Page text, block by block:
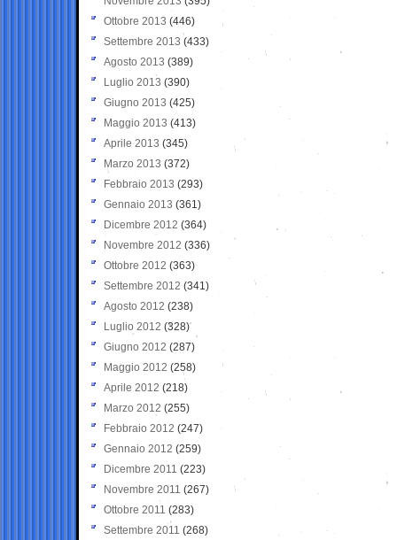
Ottobre 2013 (446)
Settembre 2013 (433)
Agosto 2013 (389)
Luglio 2013 (390)
Giugno 2013 (425)
Maggio 2013 (413)
Aprile 2013 (345)
Marzo 2013 (372)
Febbraio 2013 (293)
Gennaio 2013 (361)
Dicembre 2012 (364)
Novembre 2012 (336)
Ottobre 2012 (363)
Settembre 2012 (341)
Agosto 2012 (238)
Luglio 2012 (328)
Giugno 2012 (287)
Maggio 2012 (258)
Aprile 2012 (218)
Marzo 2012 (255)
Febbraio 2012 (247)
Gennaio 2012 (259)
Dicembre 2011 (223)
Novembre 2011 (267)
Ottobre 2011 (283)
Settembre 2011 (268)